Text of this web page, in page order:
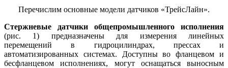
Перечислим основные модели датчиков «ТрейсЛайн».
Стержневые датчики общепромышленного исполнения
(рис. 1) предназначены для измерения линейных
перемещений в гидроцилиндрах, прессах и
автоматизированных системах. Доступны во фланцевом и
бесфланцевом исполнениях, могут оснащаться выносным